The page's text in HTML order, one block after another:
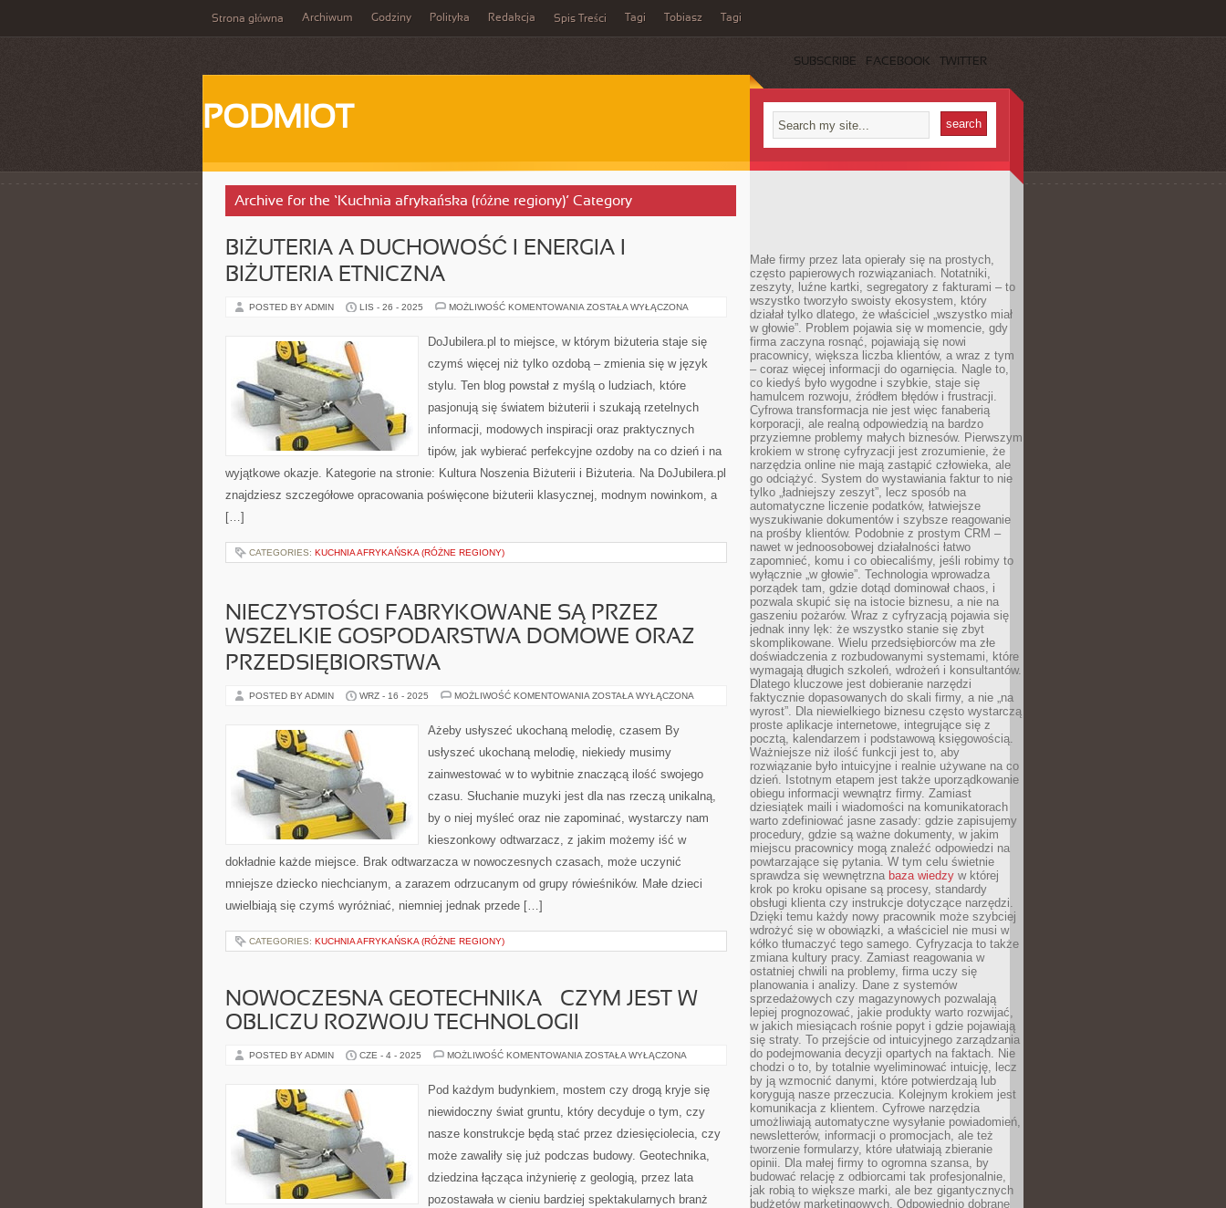
Strona główna Archiwum Godziny Polityka Redakcja Spis Treści Tagi Tobiasz Tagi
SUBSCRIBE FACEBOOK TWITTER
PODMIOT
Archive for the ‘Kuchnia afrykańska (różne regiony)’ Category
BIŻUTERIA A DUCHOWOŚĆ I ENERGIA I
BIŻUTERIA ETNICZNA
POSTED BY ADMIN LIS - 26 - 2025 MOŻLIWOŚĆ KOMENTOWANIA BIŻUTERIA
I
ENERGIA
BIŻUTERIA
ZOSTAŁA WYŁĄCZONA
DoJubilera.pl to miejsce, w którym biżuteria staje się
czymś więcej niż tylko ozdobą – zmienia się w język
stylu. Ten blog powstał z myślą o ludziach, które
pasjonują się światem biżuterii i szukają rzetelnych
informacji, modowych inspiracji oraz praktycznych
tipów, jak wybierać perfekcyjne ozdoby na co dzień i na
wyjątkowe okazje. Kategorie na stronie: Kultura Noszenia Biżuterii i Biżuteria. Na DoJubilera.pl
znajdziesz szczegółowe opracowania poświęcone biżuterii klasycznej, modnym nowinkom, a
[…]
CATEGORIES: KUCHNIA AFRYKAŃSKA (RÓŻNE REGIONY)
NIECZYSTOŚCI FABRYKOWANE SĄ PRZEZ
WSZELKIE GOSPODARSTWA DOMOWE ORAZ
PRZEDSIĘBIORSTWA
POSTED BY ADMIN WRZ - 16 - 2025 MOŻLIWOŚĆ KOMENTOWANIA NIECZYSTOŚCI
PRZEZ
WSZELKIE
DOMOWE
PRZEDSIĘBIORSTWA
ZOSTAŁA WYŁĄCZONA
Ażeby usłyszeć ukochaną melodię, czasem By
usłyszeć ukochaną melodię, niekiedy musimy
zainwestować w to wybitnie znaczącą ilość swojego
czasu. Słuchanie muzyki jest dla nas rzeczą unikalną,
by o niej myśleć oraz nie zapominać, wystarczy nam
kieszonkowy odtwarzacz, z jakim możemy iść w
dokładnie każde miejsce. Brak odtwarzacza w nowoczesnych czasach, może uczynić
mniejsze dziecko niechcianym, a zarazem odrzucanym od grupy rówieśników. Małe dzieci
uwielbiają się czymś wyróżniać, niemniej jednak przede […]
CATEGORIES: KUCHNIA AFRYKAŃSKA (RÓŻNE REGIONY)
NOWOCZESNA GEOTECHNIKA – CZYM JEST W
OBLICZU ROZWOJU TECHNOLOGII
POSTED BY ADMIN CZE - 4 - 2025 MOŻLIWOŚĆ KOMENTOWANIA NOWOCZESNA
CZYM
JEST
OBLICZU
TECHNOLOGII
ZOSTAŁA WYŁĄCZONA
Pod każdym budynkiem, mostem czy drogą kryje się
niewidoczny świat gruntu, który decyduje o tym, czy
nasze konstrukcje będą stać przez dziesięciolecia, czy
może zawaliły się już podczas budowy. Geotechnika,
dziedzina łącząca inżynierię z geologią, przez lata
pozostawała w cieniu bardziej spektakularnych branż
Małe firmy przez lata opierały się na prostych,
często papierowych rozwiązaniach. Notatniki,
zeszyty, luźne kartki, segregatory z fakturami – to
wszystko tworzyło swoisty ekosystem, który
działał tylko dlatego, że właściciel „wszystko miał
w głowie”. Problem pojawia się w momencie, gdy
firma zaczyna rosnąć, pojawiają się nowi
pracownicy, większa liczba klientów, a wraz z tym
– coraz więcej informacji do ogarnięcia. Nagle to,
co kiedyś było wygodne i szybkie, staje się
hamulcem rozwoju, źródłem błędów i frustracji.
Cyfrowa transformacja nie jest więc fanaberią
korporacji, ale realną odpowiedzią na bardzo
przyziemne problemy małych biznesów. Pierwszym
krokiem w stronę cyfryzacji jest zrozumienie, że
narzędzia online nie mają zastąpić człowieka, ale
go odciążyć. System do wystawiania faktur to nie
tylko „ładniejszy zeszyt”, lecz sposób na
automatyczne liczenie podatków, łatwiejsze
wyszukiwanie dokumentów i szybsze reagowanie
na prośby klientów. Podobnie z prostym CRM –
nawet w jednoosobowej działalności łatwo
zapomnieć, komu i co obiecaliśmy, jeśli robimy to
wyłącznie „w głowie”. Technologia wprowadza
porządek tam, gdzie dotąd dominował chaos, i
pozwala skupić się na istocie biznesu, a nie na
gaszeniu pożarów. Wraz z cyfryzacją pojawia się
jednak inny lęk: że wszystko stanie się zbyt
skomplikowane. Wielu przedsiębiorców ma złe
doświadczenia z rozbudowanymi systemami, które
wymagają długich szkoleń, wdrożeń i konsultantów.
Dlatego kluczowe jest dobieranie narzędzi
faktycznie dopasowanych do skali firmy, a nie „na
wyrost”. Dla niewielkiego biznesu często wystarczą
proste aplikacje internetowe, integrujące się z
pocztą, kalendarzem i podstawową księgowością.
Ważniejsze niż ilość funkcji jest to, aby
rozwiązanie było intuicyjne i realnie używane na co
dzień. Istotnym etapem jest także uporządkowanie
obiegu informacji wewnątrz firmy. Zamiast
dziesiątek maili i wiadomości na komunikatorach
warto zdefiniować jasne zasady: gdzie zapisujemy
procedury, gdzie są ważne dokumenty, w jakim
miejscu pracownicy mogą znaleźć odpowiedzi na
powtarzające się pytania. W tym celu świetnie
sprawdza się wewnętrzna baza wiedzy w której
krok po kroku opisane są procesy, standardy
obsługi klienta czy instrukcje dotyczące narzędzi.
Dzięki temu każdy nowy pracownik może szybciej
wdrożyć się w obowiązki, a właściciel nie musi w
kółko tłumaczyć tego samego. Cyfryzacja to także
zmiana kultury pracy. Zamiast reagowania w
ostatniej chwili na problemy, firma uczy się
planowania i analizy. Dane z systemów
sprzedażowych czy magazynowych pozwalają
lepiej prognozować, jakie produkty warto rozwijać,
w jakich miesiącach rośnie popyt i gdzie pojawiają
się straty. To przejście od intuicyjnego zarządzania
do podejmowania decyzji opartych na faktach. Nie
chodzi o to, by totalnie wyeliminować intuicję, lecz
by ją wzmocnić danymi, które potwierdzają lub
korygują nasze przeczucia. Kolejnym krokiem jest
komunikacja z klientem. Cyfrowe narzędzia
umożliwiają automatyczne wysyłanie powiadomień,
newsletterów, informacji o promocjach, ale też
tworzenie formularzy, które ułatwiają zbieranie
opinii. Dla małej firmy to ogromna szansa, by
budować relację z odbiorcami tak profesjonalnie,
jak robią to większe marki, ale bez gigantycznych
budżetów marketingowych. Odpowiednio dobrane